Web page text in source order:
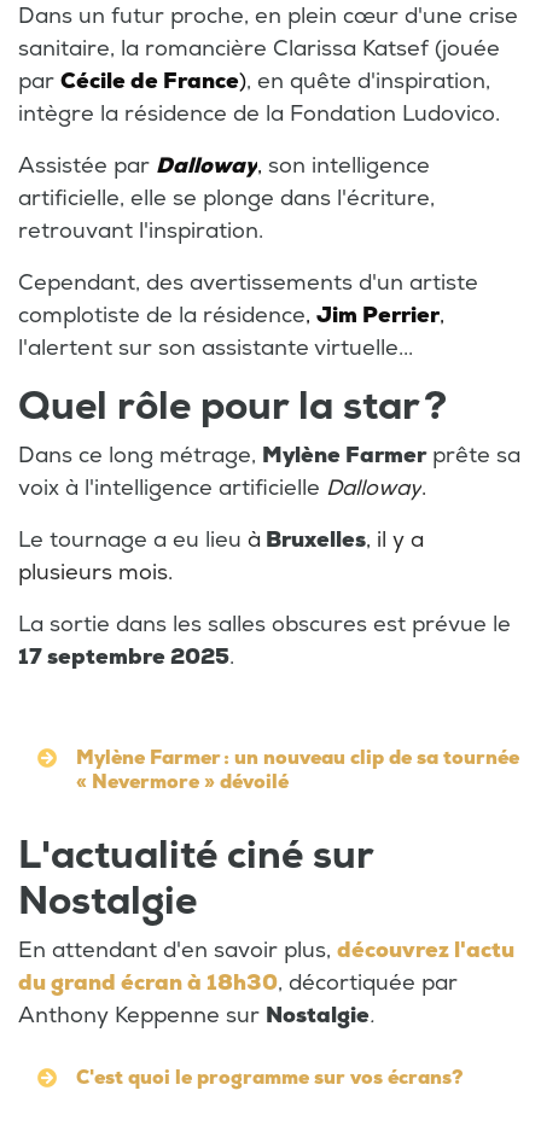
Dans un futur proche, en plein cœur d'une crise
sanitaire, la romancière Clarissa Katsef (jouée
par Cécile de France), en quête d'inspiration,
intègre la résidence de la Fondation Ludovico.
Assistée par Dalloway, son intelligence
artificielle, elle se plonge dans l'écriture,
retrouvant l'inspiration.
Cependant, des avertissements d'un artiste
complotiste de la résidence, Jim Perrier,
l'alertent sur son assistante virtuelle...
Quel rôle pour la star ?
Dans ce long métrage, Mylène Farmerprête sa
voix à l'intelligence artificielle Dalloway.
Le tournage a eu lieu à Bruxelles, il y a
plusieurs mois.
La sortie dans les salles obscures est prévue le
17 septembre 2025.
Mylène Farmer : un nouveau clip de sa tournée
« Nevermore » dévoilé
L'actualité ciné sur
Nostalgie
En attendant d'en savoir plus, découvrez l'actu
du grand écran à 18h30, décortiquée par
Anthony Keppenne sur Nostalgie.
C'est quoi le programme sur vos écrans?